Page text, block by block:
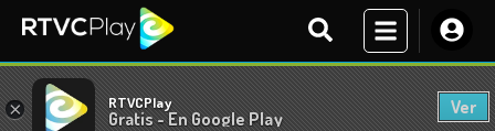
× RTVCPlay
Gratis - En Google Play
Ver